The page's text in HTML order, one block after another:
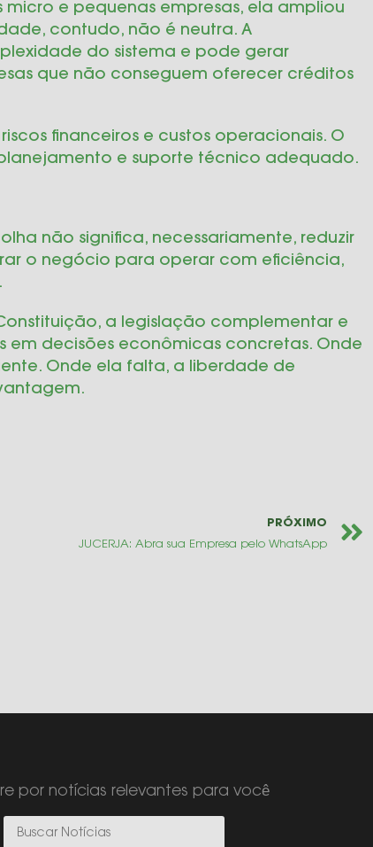
e pequenas empresas, ela ampliou
contudo, não é neutra. A
do sistema e pode gerar
que não conseguem oferecer créditos
financeiros e custos operacionais. O
e suporte técnico adequado.
não significa, necessariamente, reduzir
o negócio para operar com eficiência,
a legislação complementar e
em decisões econômicas concretas. Onde
Onde ela falta, a liberdade de
PRÓXIMO
JUCERJA: Abra sua Empresa pelo WhatsApp
por notícias relevantes para você